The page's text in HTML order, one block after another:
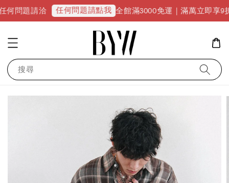
任何問題請點我 全館滿3000免運｜滿萬立即享9折優惠並升級
搜尋